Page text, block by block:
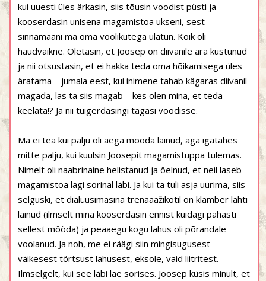
kui uuesti üles ärkasin, siis tõusin voodist püsti ja
kooserdasin unisena magamistoa ukseni, sest
sinnamaani ma oma voolikutega ulatun. Kõik oli
haudvaikne. Oletasin, et Joosep on diivanile ära kustunud
ja nii otsustasin, et ei hakka teda oma hõikamisega üles
äratama – jumala eest, kui inimene tahab kägaras diivanil
magada, las ta siis magab – kes olen mina, et teda
keelata!? Ja nii tuigerdasingi tagasi voodisse.
Ma ei tea kui palju oli aega mööda läinud, aga igatahes
mitte palju, kui kuulsin Joosepit magamistuppa tulemas.
Nimelt oli naabrinaine helistanud ja öelnud, et neil laseb
magamistoa lagi sorinal läbi. Ja kui ta tuli asja uurima, siis
selguski, et dialüüsimasina trenaaažikotil on klamber lahti
läinud (ilmselt mina kooserdasin ennist kuidagi pahasti
sellest mööda) ja peaaegu kogu lahus oli põrandale
voolanud. Ja noh, me ei räägi siin mingisugusest
väikesest törtsust lahusest, eksole, vaid liitritest.
Ilmselgelt, kui see läbi lae sorises. Joosep küsis minult, et